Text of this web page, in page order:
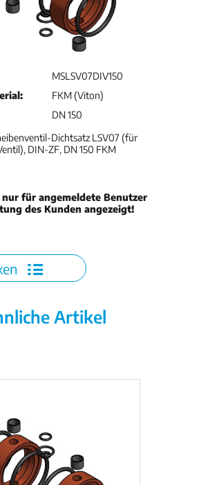
MSLSV07DIV150
FKM (Viton)
DN 150
Dichtsatz LSV07 (für
DIN-ZF, DN 150 FKM
für angemeldete Benutzer
des Kunden angezeigt!
Artikel